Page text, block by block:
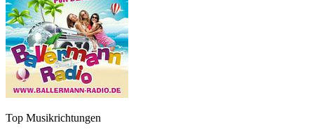
Top Musikrichtungen